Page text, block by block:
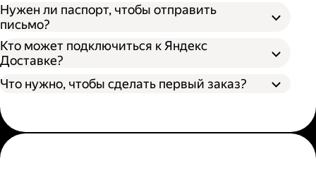
Нужен ли паспорт, чтобы отправить
письмо?
Кто может подключиться к Яндекс
Доставке?
Что нужно, чтобы сделать первый заказ?